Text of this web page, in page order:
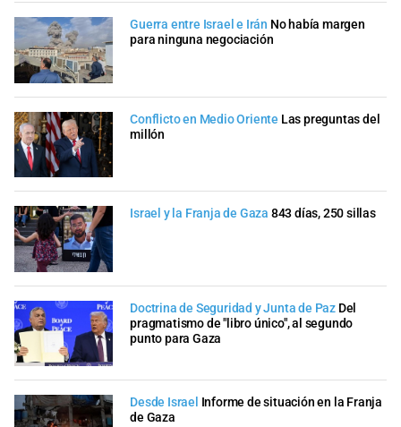
Guerra entre Israel e Irán No había margen
para ninguna negociación
Conflicto en Medio Oriente Las preguntas del
millón
Israel y la Franja de Gaza 843 días, 250 sillas
Doctrina de Seguridad y Junta de Paz Del
pragmatismo de "libro único", al segundo
punto para Gaza
Desde Israel Informe de situación en la Franja
de Gaza